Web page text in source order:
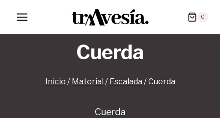
contenido
0
Cuerda
Inicio / Material / Escalada /Cuerda
Cuerda